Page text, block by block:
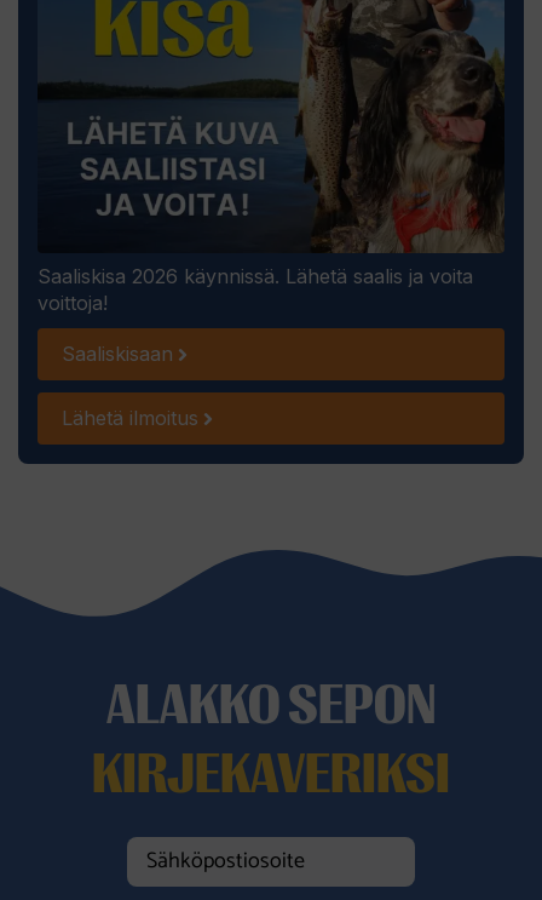
Saaliskisa 2026 käynnissä. Lähetä saalis ja voita
voittoja!
Saaliskisaan
Lähetä ilmoitus
ALAKKO SEPON
KIRJEKAVERIKSI